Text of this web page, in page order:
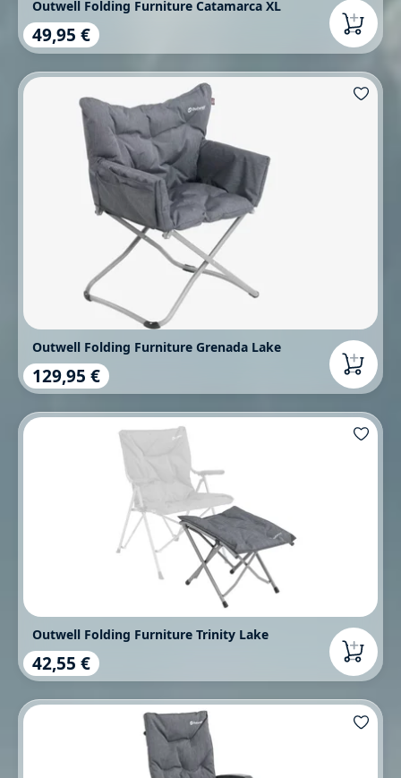
Outwell Folding Furniture Catamarca XL
Regulärer Preis:
49,95 €
Outwell Folding Furniture Grenada Lake
Regulärer Preis:
129,95 €
Outwell Folding Furniture Trinity Lake
Regulärer Preis:
42,55 €